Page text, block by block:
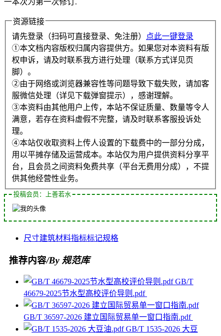
一本次为第一次修订.
资源链接
请先登录（扫码可直接登录、免注册）
点此一键登录
①本文档内容版权归属内容提供方。如果您对本资料有版
权申诉，请及时联系我方进行处理（联系方式详见页
脚）。
②由于网络或浏览器兼容性等问题导致下载失败，请加客
服微信处理（详见下载弹窗提示），感谢理解。
③本资料由其他用户上传，本站不保证质量、数量等令人
满意，若存在资料虚假不完整，请及时联系客服投诉处
理。
④本站仅收取资料上传人设置的下载费中的一部分分成，
用以平摊存储及运营成本。本站仅为用户提供资料分享平
台，且会员之间资料免费共享（平台无费用分成），不提
供其他经营性业务。
投稿会员：上善若水
尺寸建筑材料指标标记规格
推荐内容/By 规范库
GB/T
46679-2025节水型高校评价导则.pdf
GB/T 36597-2026 建立国际贸易单一窗口指南.pdf
GB/T 1535-2026 大豆